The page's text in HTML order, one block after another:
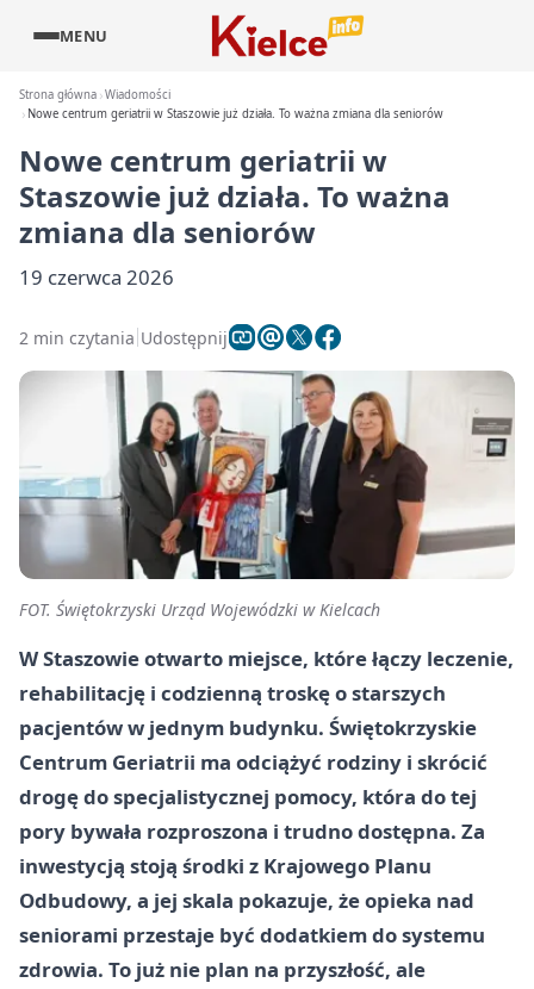
MENU
Strona główna Wiadomości
Nowe centrum geriatrii w Staszowie już działa. To ważna zmiana dla seniorów
Nowe centrum geriatrii w
Staszowie już działa. To ważna
zmiana dla seniorów
19 czerwca 2026
2 min czytania Udostępnij
FOT. Świętokrzyski Urząd Wojewódzki w Kielcach
W Staszowie otwarto miejsce, które łączy leczenie,
rehabilitację i codzienną troskę o starszych
pacjentów w jednym budynku. Świętokrzyskie
Centrum Geriatrii ma odciążyć rodziny i skrócić
drogę do specjalistycznej pomocy, która do tej
pory bywała rozproszona i trudno dostępna. Za
inwestycją stoją środki z Krajowego Planu
Odbudowy, a jej skala pokazuje, że opieka nad
seniorami przestaje być dodatkiem do systemu
zdrowia. To już nie plan na przyszłość, ale